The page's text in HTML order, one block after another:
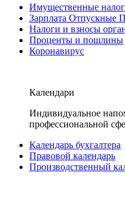
Имущественные
Зарплата Отпускные
Налоги и взносы
Проценты и пошлины
Коронавирус
Календари
Индивидуальное
профессиональной
Календарь бухгалтера
Правовой календарь
Производственный